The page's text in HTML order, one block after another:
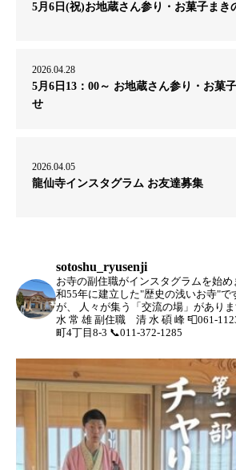
5月6日(祝)お地蔵さん参り・お菓子まき
2026.04.28
5月6日13：00～ お地蔵さん参り・お菓
せ
2026.04.05
龍仙寺インスタグラム お友達募集
sotoshu_ryusenji
お寺の副住職がインスタグラムを始
和55年に建立した"歴史の浅いお寺"で
が、
人々が集う「交流の場」があり
水 常 雄 副住職 清 水 碩 峰 📮061-
町4丁目8-3 📞011-372-1285